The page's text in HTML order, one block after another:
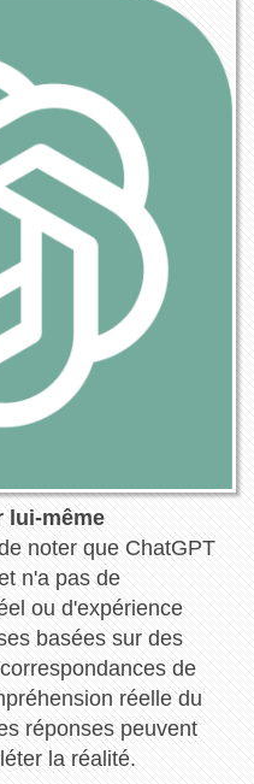
lui-même
noter que ChatGPT
n'a pas de
ou d'expérience
basées sur des
de
réelle du
réponses peuvent
la réalité.